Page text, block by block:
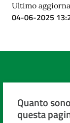
Ultimo
04-06-2025
Quanto
questa